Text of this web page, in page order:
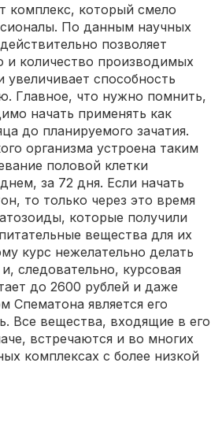
комплекс, который смело
По данным научных
позволяет
и количество производимых
способность
Главное, что нужно помнить,
начать применять как
до планируемого зачатия.
организма устроена таким
половой клетки
за 72 дня. Если начать
то только через это время
которые получили
вещества для их
курс нежелательно делать
следовательно, курсовая
до 2600 рублей и даже
Спематона является его
Все вещества, входящие в его
встречаются и во многих
комплексах с более низкой